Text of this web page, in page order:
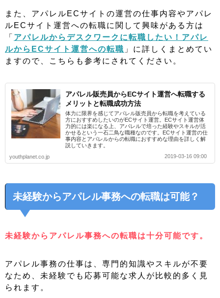
また、アパレルECサイトの運営の仕事内容やアパレ
ルECサイト運営への転職に関して興味がある方は
「 アパレルからデスクワークに転職したい！アパレ
ルからECサイト運営への転職 」に詳しくまとめてい
ますので、こちらも参考にされてください。
アパレル販売員からECサイト運営へ転職する
メリットと転職成功方法
体力に限界を感じてアパレル販売員から転職を考えている
方におすすめしたいのがECサイト運営。ECサイト運営体
力的には楽になる上、アパレルで培った経験やスキルが活
かせるという一石二鳥な職種なのです。ECサイト運営の仕
事内容とアパレルからの転職におすすめな理由を詳しく解
説していきます。
youthplanet.co.jp
2019-03-16 09:00
未経験からアパレル事務への転職は可能？
未経験からアパレル事務への転職は十分可能です。
アパレル事務の仕事は、専門的知識やスキルが不要
なため、未経験でも応募可能な求人が比較的多く見
られます。